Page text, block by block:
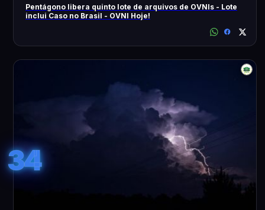
Pentágono libera quinto lote de arquivos de OVNIs - Lote
inclui Caso no Brasil - OVNI Hoje!
34